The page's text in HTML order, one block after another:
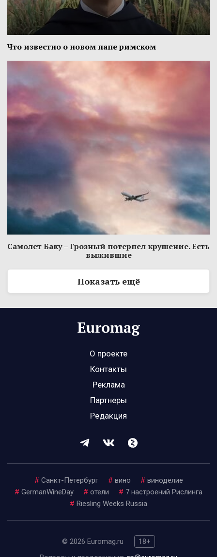
Что известно о новом папе римском
Самолет Баку – Грозный потерпел крушение. Есть
выжившие
Показать ещё
О проекте
Контакты
Реклама
Партнеры
Редакция
# Санкт-Петербург # вино # виноделие
# GermanWineDay # отели # 7 настроений Рислинга
# Riesling Weeks Russia
© 2026 Euromag.ru
18+